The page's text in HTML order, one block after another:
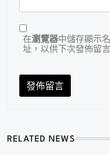
在瀏覽器中儲存顯示
址，以供下次發佈留
RELATED NEWS